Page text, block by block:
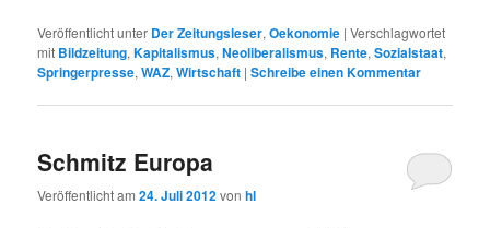
Veröffentlicht unter Der Zeitungsleser,Oekonomie |Verschlagwortet
mit Bildzeitung,Kapitalismus,Neoliberalismus, Rente,Sozialstaat,
Springerpresse,WAZ,Wirtschaft |Schreibe einen Kommentar
Schmitz Europa
Veröffentlicht am24. Juli 2012vonhl